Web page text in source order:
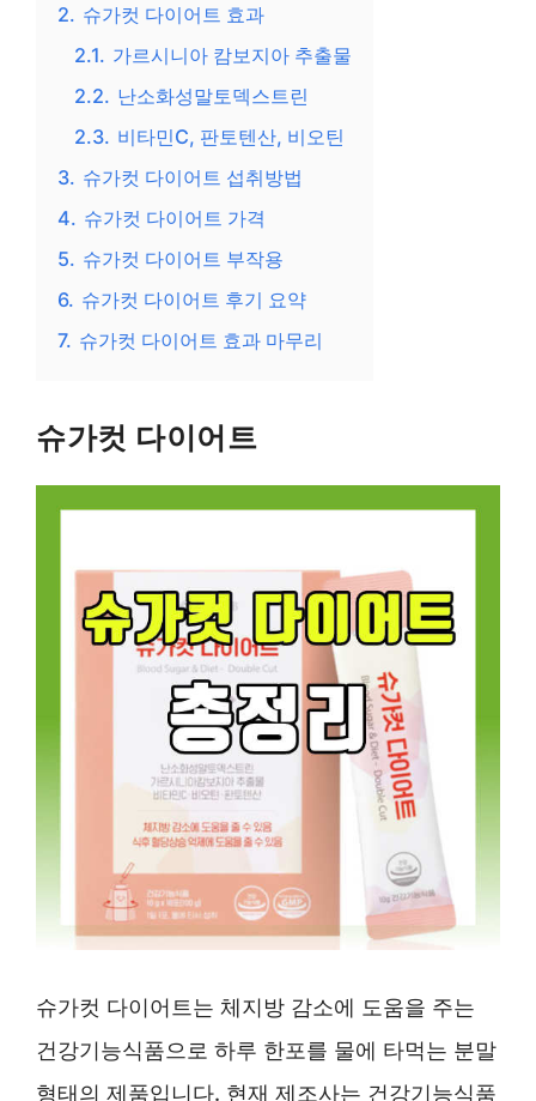
2. 슈가컷 다이어트 효과
2.1. 가르시니아 캄보지아 추출물
2.2. 난소화성말토덱스트린
2.3. 비타민C, 판토텐산, 비오틴
3. 슈가컷 다이어트 섭취방법
4. 슈가컷 다이어트 가격
5. 슈가컷 다이어트 부작용
6. 슈가컷 다이어트 후기 요약
7. 슈가컷 다이어트 효과 마무리
슈가컷 다이어트
슈가컷 다이어트는 체지방 감소에 도움을 주는
건강기능식품으로 하루 한포를 물에 타먹는 분말
형태의 제품입니다. 현재 제조사는 건강기능식품